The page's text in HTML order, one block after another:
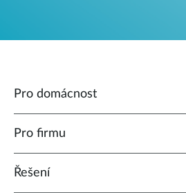
Pro domácnost
Pro firmu
Řešení